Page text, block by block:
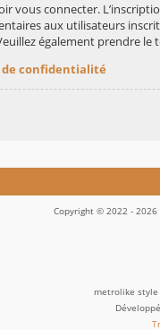
vous connecter.
aux utilisateurs
également prendre
confidentialité
Copyright © 2022 -
metrolike style